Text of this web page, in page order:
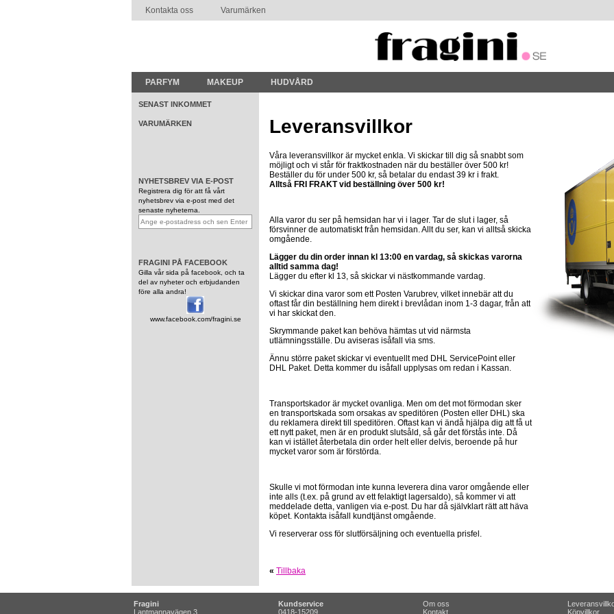
Kontakta oss Varumärken
PARFYM MAKEUP HUDVÅRD
SENAST INKOMMET
VARUMÄRKEN
NYHETSBREV VIA E-POST
Registrera dig för att få vårt
nyhetsbrev via e-post med det
senaste nyheterna.
FRAGINI PÅ FACEBOOK
Gilla vår sida på facebook, och ta
del av nyheter och erbjudanden
före alla andra!
www.facebook.com/fragini.se
Leveransvillkor
Våra leveransvillkor är mycket enkla. Vi skickar till dig så snabbt som
möjligt och vi står för fraktkostnaden när du beställer över 500 kr!
Beställer du för under 500 kr, så betalar du endast 39 kr i frakt.
Alltså FRI FRAKT vid beställning över 500 kr!
Alla varor du ser på hemsidan har vi i lager. Tar de slut i lager, så
försvinner de automatiskt från hemsidan. Allt du ser, kan vi alltså skicka
omgående.
Lägger du din order innan kl 13:00 en vardag, så skickas varorna
alltid samma dag!
Lägger du efter kl 13, så skickar vi nästkommande vardag.
Vi skickar dina varor som ett Posten Varubrev, vilket innebär att du
oftast får din beställning hem direkt i brevlådan inom 1-3 dagar, från att
vi har skickat den.
Skrymmande paket kan behöva hämtas ut vid närmsta
utlämningsställe. Du aviseras isåfall via sms.
Ännu större paket skickar vi eventuellt med DHL ServicePoint eller
DHL Paket. Detta kommer du isåfall upplysas om redan i Kassan.
Transportskador är mycket ovanliga. Men om det mot förmodan sker
en transportskada som orsakas av speditören (Posten eller DHL) ska
du reklamera direkt till speditören. Oftast kan vi ändå hjälpa dig att få ut
ett nytt paket, men är en produkt slutsåld, så går det förstås inte. Då
kan vi istället återbetala din order helt eller delvis, beroende på hur
mycket varor som är förstörda.
Skulle vi mot förmodan inte kunna leverera dina varor omgående eller
inte alls (t.ex. på grund av ett felaktigt lagersaldo), så kommer vi att
meddelade detta, vanligen via e-post. Du har då självklart rätt att häva
köpet. Kontakta isåfall kundtjänst omgående.
Vi reserverar oss för slutförsäljning och eventuella prisfel.
« Tillbaka
Fragini
Lantmannavägen 3
Kundservice
0418-15209
Om oss
Kontakt
Köpvillkor